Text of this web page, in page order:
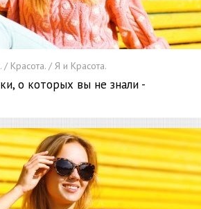
Красота. / Я и Красота.
о которых вы не знали -